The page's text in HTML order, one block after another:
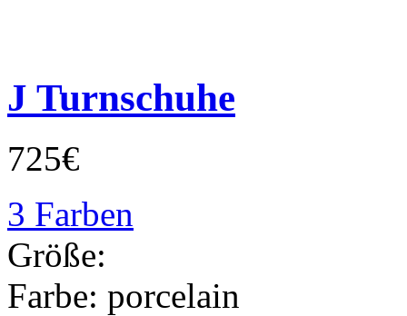
J Turnschuhe
725€
3 Farben
Größe:
Farbe: porcelain